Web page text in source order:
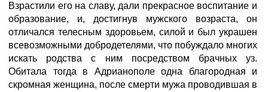
Взрастили его на славу, дали прекрасное воспитание и
образование, и, достигнув мужского возраста, он
отличался телесным здоровьем, силой и был украшен
всевозможными добродетелями, что побуждало многих
искать родства с ним посредством брачных уз.
Обитала тогда в Адрианополе одна благородная и
скромная женщина, после смерти мужа проводившая в